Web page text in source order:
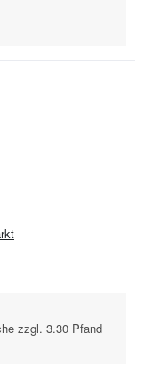
zzgl. 3.30 Pfand